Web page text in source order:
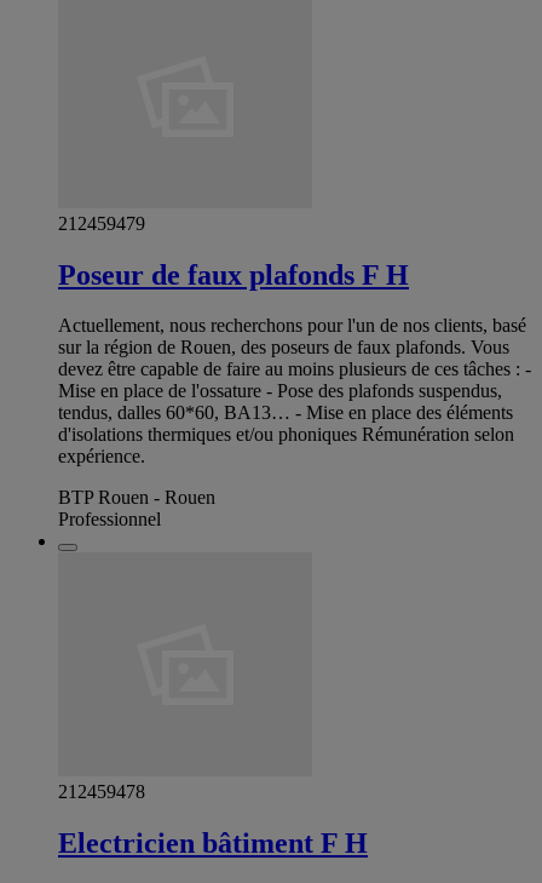
212459479
Poseur de faux plafonds F H
Actuellement, nous recherchons pour l'un de nos clients, basé
sur la région de Rouen, des poseurs de faux plafonds. Vous
devez être capable de faire au moins plusieurs de ces tâches : -
Mise en place de l'ossature - Pose des plafonds suspendus,
tendus, dalles 60*60, BA13… - Mise en place des éléments
d'isolations thermiques et/ou phoniques Rémunération selon
expérience.
BTP Rouen - Rouen
Professionnel
212459478
Electricien bâtiment F H